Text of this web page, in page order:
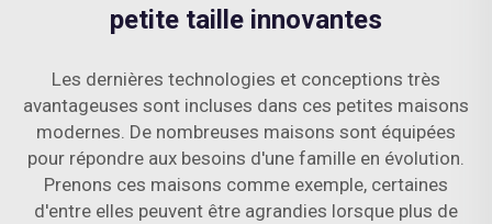
petite taille innovantes
Les dernières technologies et conceptions très
avantageuses sont incluses dans ces petites maisons
modernes. De nombreuses maisons sont équipées
pour répondre aux besoins d'une famille en évolution.
Prenons ces maisons comme exemple, certaines
d'entre elles peuvent être agrandies lorsque plus de